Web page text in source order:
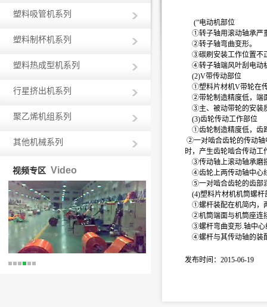
塑料吸管机系列
塑料制杯机系列
塑料热成型机系列
行星挤出机系列
聚乙烯机组系列
其他机械系列
视频专区 Video
(”电动机部位
①转子轴用滚动轴承严
②转子轴弯曲变形。
③碳刷安装工作位置不
④转子轴端风叶刮电动
(2)V带传动部位
①塑料片材机V带轮在
②带轮制造精度低，端
③主、被动带轮的安装
(3)齿轮传动工作部位
①齿轮制造精度低，齿
②一对啮合齿轮的传动轴
时，产生齿轮啮合传动工
③传动轴上滚动轴承磨
④齿轮上两传动轴中心
⑤一对啮合齿轮的齿部
(4)塑料片材机机筒螺杆
①螺杆装配在机简内，
②机筒端面与机筒座连
③螺杆弯曲变形.轴中心
④螺杆与其传动轴的装
发布时间：2015-06-19